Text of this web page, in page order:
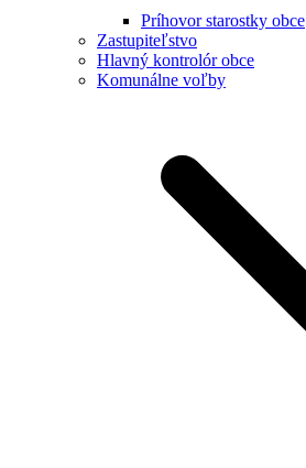
Príhovor starostky obce
Zastupiteľstvo
Hlavný kontrolór obce
Komunálne voľby